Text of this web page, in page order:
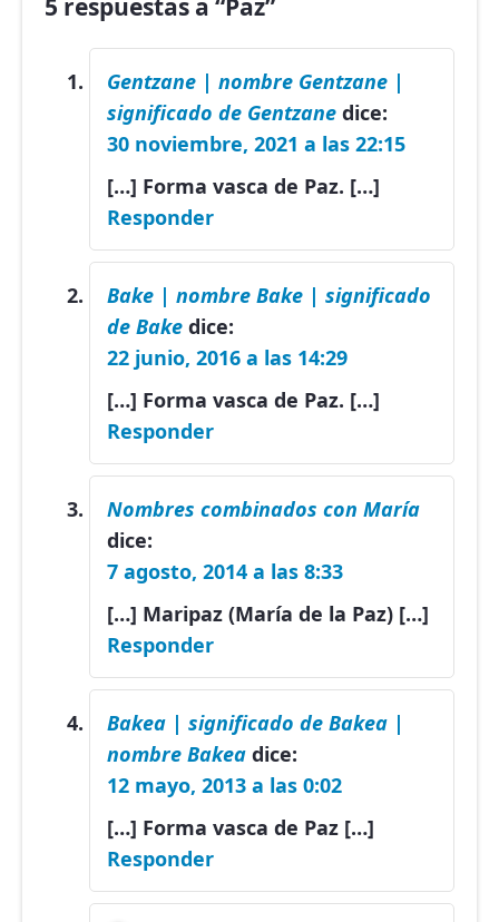
Gentzane | nombre Gentzane |
significado de Gentzane dice:
30 noviembre, 2021 a las 22:15
[…] Forma vasca de Paz. […]
Responder
Bake | nombre Bake | significado
de Bake dice:
22 junio, 2016 a las 14:29
[…] Forma vasca de Paz. […]
Responder
Nombres combinados con María
dice:
7 agosto, 2014 a las 8:33
[…] Maripaz (María de la Paz) […]
Responder
Bakea | significado de Bakea |
nombre Bakea dice:
12 mayo, 2013 a las 0:02
[…] Forma vasca de Paz […]
Responder